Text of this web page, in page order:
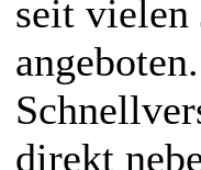
seit vielen
direkt